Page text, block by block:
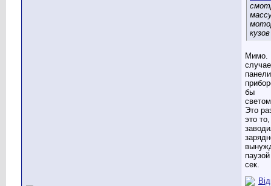
Мимо.
панели
бы
Это
это
сек.